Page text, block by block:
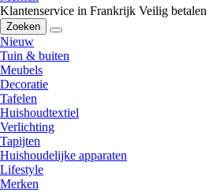
Klantenservice in Frankrijk Veilig betalen
Zoeken
Nieuw
Tuin & buiten
Meubels
Decoratie
Tafelen
Huishoudtextiel
Verlichting
Tapijten
Huishoudelijke apparaten
Lifestyle
Merken